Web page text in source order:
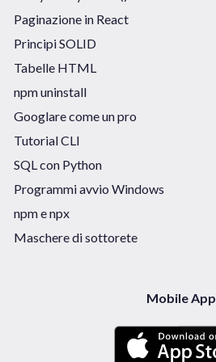
Paginazione in React
Principi SOLID
Tabelle HTML
npm uninstall
Googlare come un pro
Tutorial CLI
SQL con Python
Programmi avvio Windows
npm e npx
Maschere di sottorete
Mobile App